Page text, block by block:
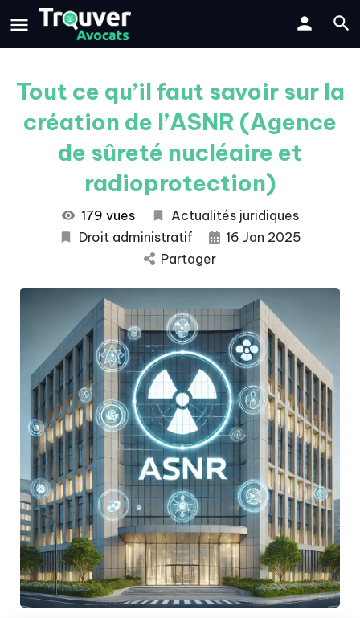
Tout ce qu’il faut savoir sur la
création de l’ASNR (Agence
de sûreté nucléaire et
radioprotection)
179 vues
Actualités juridiques
Droit administratif
16 Jan 2025
Partager